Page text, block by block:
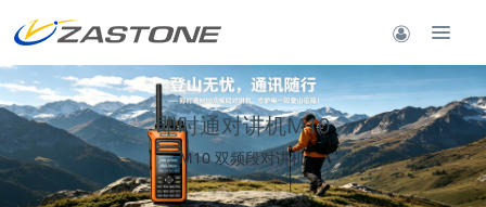
即时通对讲机M10
M10 双频段对讲机